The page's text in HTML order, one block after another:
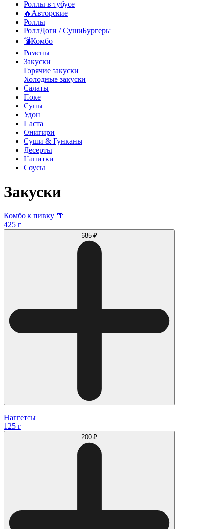
Роллы в тубусе
🔥Авторские
Роллы
РоллДоги / СушиБургеры
💣Комбо
Рамены
Закуски
Горячие закуски
Холодные закуски
Салаты
Поке
Супы
Удон
Паста
Онигири
Суши & Гунканы
Десерты
Напитки
Соусы
Закуски
Комбо к пивку 🍺
425 г
685 ₽
Наггетсы
125 г
200 ₽